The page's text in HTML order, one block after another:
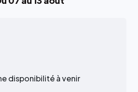
disponibilité à venir